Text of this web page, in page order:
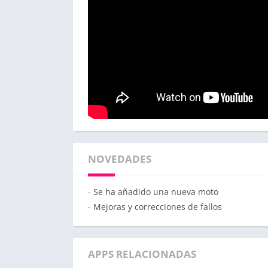
NOVEDADES
- Se ha añadido una nueva moto
- Mejoras y correcciones de fallos
APPS RELACIONADAS